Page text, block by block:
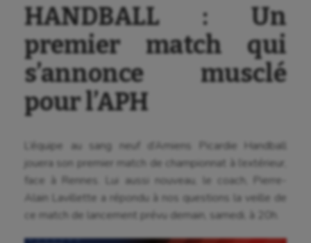
HANDBALL : Un
premier match qui
s’annonce musclé
pour l’APH
L’équipe au sang neuf d’Amiens Picardie Handball
jouera son premier match de championnat à l’extérieur,
face à Rennes. Lui aussi nouveau, le coach, Pierre-
Alain Lavillette a répondu à nos questions la veille de
ce match de lancement prévu demain, samedi, à 20h.